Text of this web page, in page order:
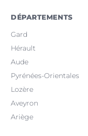
DÉPARTEMENTS
Gard
Hérault
Aude
Pyrénées-Orientales
Lozère
Aveyron
Ariège